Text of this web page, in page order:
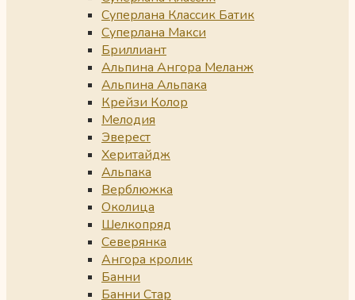
Суперлана Классик Батик
Суперлана Макси
Бриллиант
Альпина Ангора Меланж
Альпина Альпака
Крейзи Колор
Мелодия
Эверест
Херитайдж
Альпака
Верблюжка
Околица
Шелкопряд
Северянка
Ангора кролик
Банни
Банни Стар